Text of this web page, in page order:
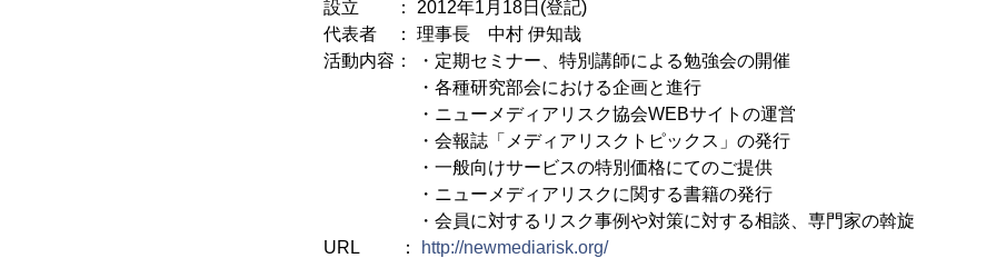
設立 ： 2012年1月18日(登記)
代表者 ： 理事長 中村 伊知哉
活動内容： ・定期セミナー、特別講師による勉強会の開催
・各種研究部会における企画と進行
・ニューメディアリスク協会WEBサイトの運営
・会報誌「メディアリスクトピックス」の発行
・一般向けサービスの特別価格にてのご提供
・ニューメディアリスクに関する書籍の発行
・会員に対するリスク事例や対策に対する相談、専門家の斡旋
URL ：
http://newmediarisk.org/